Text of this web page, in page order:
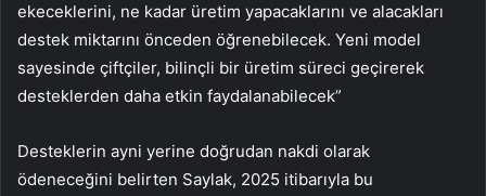
ekeceklerini, ne kadar üretim yapacaklarını ve alacakları
destek miktarını önceden öğrenebilecek. Yeni model
sayesinde çiftçiler, bilinçli bir üretim süreci geçirerek
desteklerden daha etkin faydalanabilecek”
Desteklerin ayni yerine doğrudan nakdi olarak
ödeneceğini belirten Saylak, 2025 itibarıyla bu